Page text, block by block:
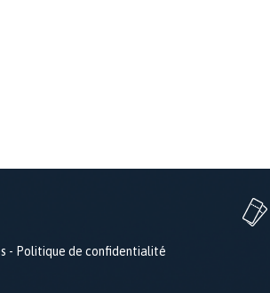
- Politique de confidentialité